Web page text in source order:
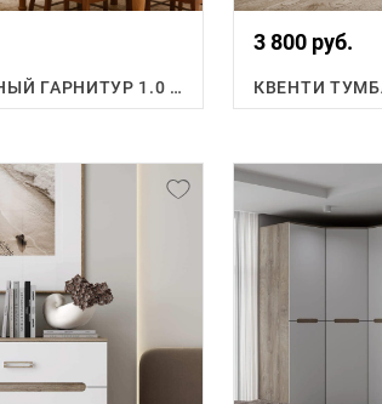
ФЛОРЕН КУХОННЫЙ ГАРНИТУР 1.0 М.
3 800 руб.